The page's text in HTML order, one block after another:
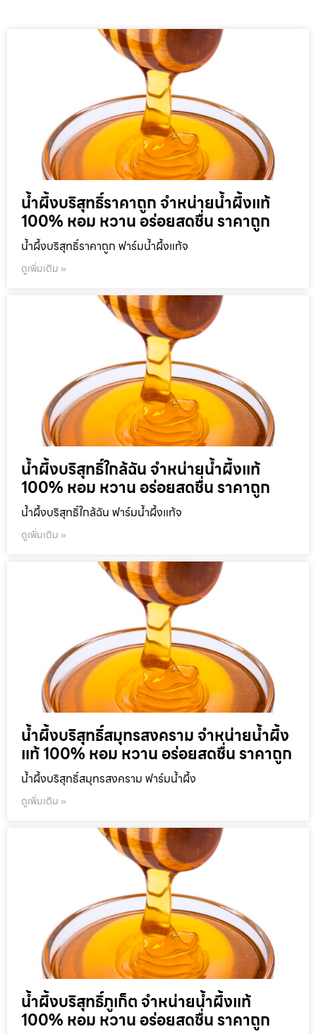
น้ำผึ้งบริสุทธิ์ราคาถูก จำหน่ายน้ำผึ้งแท้
100% หอม หวาน อร่อยสดชื่น ราคาถูก
น้ำผึ้งบริสุทธิ์ราคาถูก ฟาร์มน้ำผึ้งแท้จ
ดูเพิ่มเติม »
น้ำผึ้งบริสุทธิ์ใกล้ฉัน จำหน่ายน้ำผึ้งแท้
100% หอม หวาน อร่อยสดชื่น ราคาถูก
น้ำผึ้งบริสุทธิ์ใกล้ฉัน ฟาร์มน้ำผึ้งแท้จ
ดูเพิ่มเติม »
น้ำผึ้งบริสุทธิ์สมุทรสงคราม จำหน่ายน้ำผึ้ง
แท้ 100% หอม หวาน อร่อยสดชื่น ราคาถูก
น้ำผึ้งบริสุทธิ์สมุทรสงคราม ฟาร์มน้ำผึ้ง
ดูเพิ่มเติม »
น้ำผึ้งบริสุทธิ์ภูเก็ต จำหน่ายน้ำผึ้งแท้
100% หอม หวาน อร่อยสดชื่น ราคาถูก